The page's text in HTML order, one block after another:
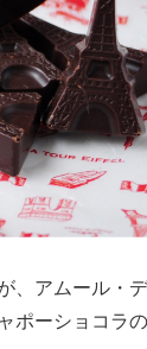
、アムール・
ポーショコラの